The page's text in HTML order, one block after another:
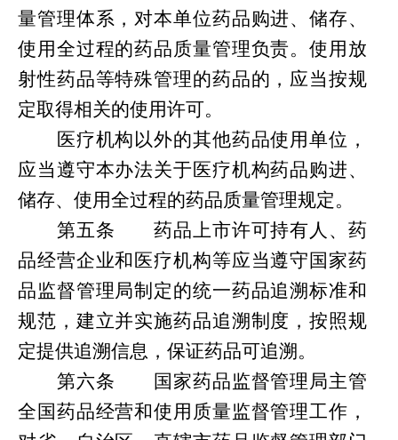
量管理体系，对本单位药品购进、储存、
使用全过程的药品质量管理负责。使用放
射性药品等特殊管理的药品的，应当按规
定取得相关的使用许可。
医疗机构以外的其他药品使用单位，
应当遵守本办法关于医疗机构药品购进、
储存、使用全过程的药品质量管理规定。
第五条
药品上市许可持有人、药
品经营企业和医疗机构等应当遵守国家药
品监督管理局制定的统一药品追溯标准和
规范，建立并实施药品追溯制度，按照规
定提供追溯信息，保证药品可追溯。
第六条
国家药品监督管理局主管
全国药品经营和使用质量监督管理工作，